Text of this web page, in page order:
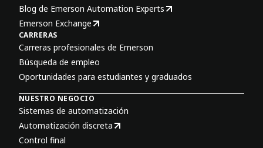
Blog de Emerson Automation Experts
Emerson Exchange
CARRERAS
Carreras profesionales de Emerson
Búsqueda de empleo
Oportunidades para estudiantes y graduados
NUESTRO NEGOCIO
Sistemas de automatización
Automatización discreta
Control final